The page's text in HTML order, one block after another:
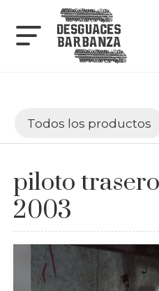
Todos los productos
piloto
2003